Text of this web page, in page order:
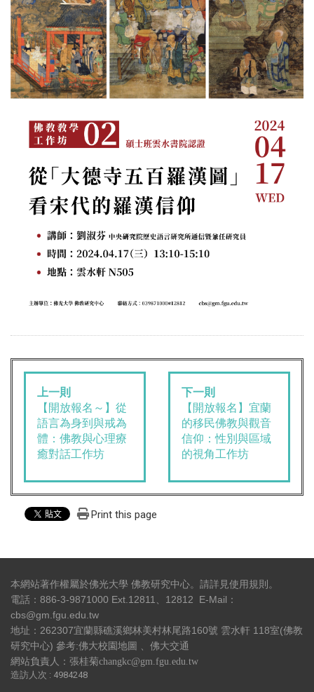
上一則
【開放報名～】從
語言為身到與戒為
體：佛教與心理療
癒對話工作坊
下一則
【開放報名】宜蘭
的移民佛教與觀音
信仰：性別與區域
的視角工作坊
Print this page
本網站著作權屬於佛光大學 佛教研究中心。請詳見使用規則 。
電話：886-3-9871000 Ext.12811、12812 E-Mail：
cbs@gm.fgu.edu.tw
地址：262307宜蘭縣礁溪鄉林美村林尾路160號 雲水軒 118室(佛教
研究中心) 參考:佛大校園地圖 、 佛大交通
網站負責人：張桂菊changkc@gm.fgu.edu.tw
造訪人次 : 4984248